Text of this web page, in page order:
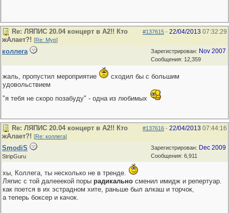
#137615 - 22/04/2013 07:32:29
Re: ЛЯПИС 20.04 концерт в А2!! Кто
жАлает?! [Re: Мур]
Зарегистрирован: Nov 2007
Сообщения: 12,359
коллега
жаль, пропустил мероприятие
сходил бы с большим
удовольствием
"я тебя не скоро позабуду" - одна из любимых
#137616 - 22/04/2013 07:44:16
Re: ЛЯПИС 20.04 концерт в А2!! Кто
жАлает?! [Re: коллега]
Зарегистрирован: Dec 2009
Сообщения: 6,911
SmodiS
StripGuru
хы, Коллега, ты несколько не в тренде.
Ляпис с той далееекой поры радикально сменил имидж и репертуар.
как поется в их эстрадном хите, раньше был алкаш и торчок,
а теперь боксер и качок.